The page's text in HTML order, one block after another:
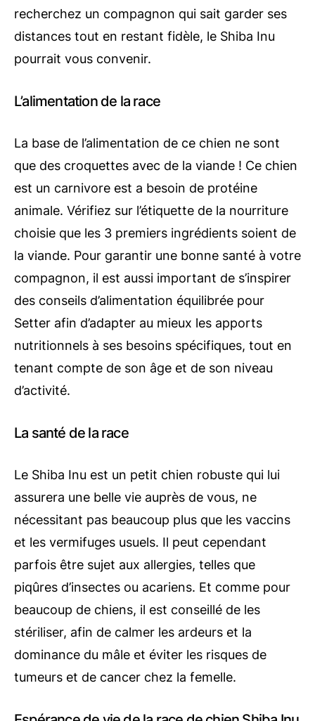
recherchez un compagnon qui sait garder ses
distances tout en restant fidèle, le Shiba Inu
pourrait vous convenir.
L’alimentation de la race
La base de l’alimentation de ce chien ne sont
que des croquettes avec de la viande ! Ce chien
est un carnivore est a besoin de protéine
animale. Vérifiez sur l’étiquette de la nourriture
choisie que les 3 premiers ingrédients soient de
la viande. Pour garantir une bonne santé à votre
compagnon, il est aussi important de s’inspirer
des conseils d’alimentation équilibrée pour
Setter afin d’adapter au mieux les apports
nutritionnels à ses besoins spécifiques, tout en
tenant compte de son âge et de son niveau
d’activité.
La santé de la race
Le Shiba Inu est un petit chien robuste qui lui
assurera une belle vie auprès de vous, ne
nécessitant pas beaucoup plus que les vaccins
et les vermifuges usuels. Il peut cependant
parfois être sujet aux allergies, telles que
piqûres d’insectes ou acariens. Et comme pour
beaucoup de chiens, il est conseillé de les
stériliser, afin de calmer les ardeurs et la
dominance du mâle et éviter les risques de
tumeurs et de cancer chez la femelle.